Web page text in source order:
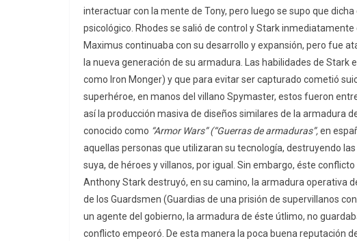
interactuar con la mente de Tony, pero luego se supo que
psicológico. Rhodes se salió de control y Stark
Maximus continuaba con su desarrollo y expansión, pero fue
la nueva generación de su armadura. Las habilidades de
como Iron Monger) y que para evitar ser capturado cometió
superhéroe, en manos del villano Spymaster, estos fueron
así la producción masiva de diseños similares de la armadura
conocido como “Armor Wars” (“Guerras de armaduras”,en
aquellas personas que utilizaran su tecnología, destruyendo
suya, de héroes y villanos, por igual. Sin embargo, éste
Anthony Stark destruyó, en su camino, la armadura operativa
de los Guardsmen (Guardias de una prisión de supervillanos
un agente del gobierno, la armadura de éste útlimo, no
conflicto empeoró. De esta manera la poca buena reputación